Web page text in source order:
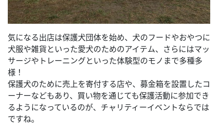
気になる出店は保護犬団体を始め、犬のフードやおやつに
犬服や雑貨といった愛犬のためのアイテム、さらにはマッ
サージやトレーニングといった体験型のモノまで多種多
様！
保護犬のために売上を寄付する店や、募金箱を設置したコ
ーナーなどもあり、買い物を通じても保護活動に参加でき
るようになっているのが、チャリティーイベントならでは
ですね。